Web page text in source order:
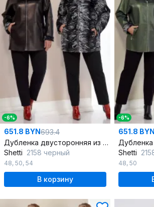
-6%
651.8 BYN693.4
Дубленка двусторонняя из искусственного меха с меховой опушкой
Shetti 2158 черный
48, 50, 54
В корзину
-6%
651.8 BYN
Shetti
48, 50